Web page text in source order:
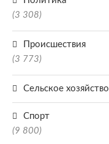
(3 308)
Происшествия
(3 773)
Сельское хозяйство
Спорт
(9 800)